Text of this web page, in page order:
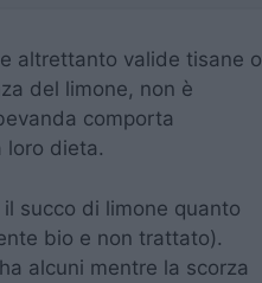
altrettanto valide tisane o
del limone, non è
comporta
loro dieta.
succo di limone quanto
bio e non trattato).
alcuni mentre la scorza